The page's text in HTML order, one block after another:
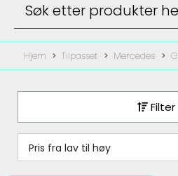
Hjem Tilpasset Mercedes
Filter
Pris fra lav til høy